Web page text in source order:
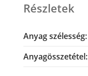
Részletek
Anyag szélesség:
Anyagösszetétel: